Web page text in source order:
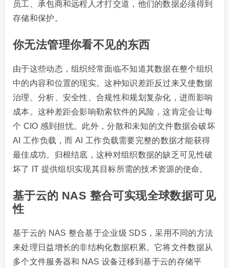
员工、承包商和远程人才打交道，他们的数据必须得到
存储和保护。
你无法管理你看不见的东西
由于这些动态，组织经常面临不知道其数据在整个组织
中的内容和位置的现实。这种知识差距反过来又使数据
治理、分析、安全性、合规性和规划复杂化，进而影响
成本。这种差距会影响勒索软件的风险，这肯定会让每
个 CIO 感到担忧。此外，分散和未知的文件数据会破坏
AI 工作负载，而 AI 工作负载需要完整的数据才能获得
最佳成功。归根结底，这种对组织数据的缺乏可见性破
坏了 IT 提供组织实现其目标所需的技术资源的使命。
基于云的 NAS 整合可实现全球数据可见
性
基于云的 NAS 整合基于企业级 SDS，采用不同的方法
来处理日益增长的非结构化数据积累。它将文件数据从
多个文件服务器和 NAS 设备迁移到基于云的存储平